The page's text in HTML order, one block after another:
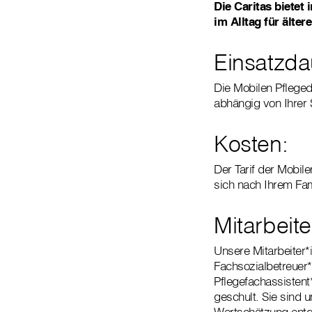
Die Caritas bietet
im Alltag für
Die Mobilen
abhängig von Ihrer
Kosten:
Der Tarif der
sich nach Ihrem
Unsere
geschult. Sie sind